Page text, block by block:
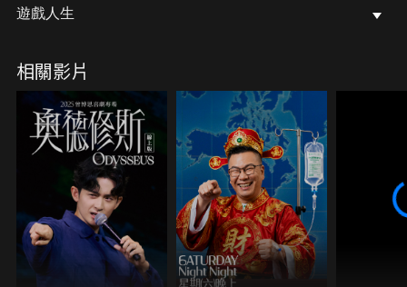
遊戲人生
相關影片